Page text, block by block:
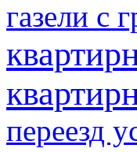
газели с
переезд